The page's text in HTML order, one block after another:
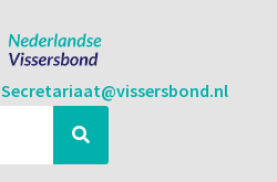
Secretariaat@vissersbond.nl